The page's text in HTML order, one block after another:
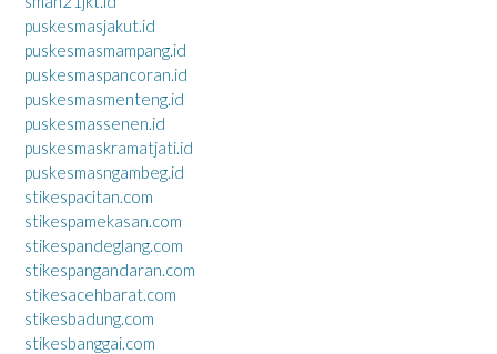
puskesmasjakut.id
puskesmasmampang.id
puskesmaspancoran.id
puskesmasmenteng.id
puskesmassenen.id
puskesmaskramatjati.id
puskesmasngambeg.id
stikespacitan.com
stikespamekasan.com
stikespandeglang.com
stikespangandaran.com
stikesacehbarat.com
stikesbadung.com
stikesbanggai.com